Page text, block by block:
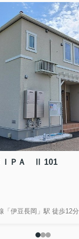
ＩＰＡ Ⅱ 101
「伊豆長岡」駅 徒歩12分